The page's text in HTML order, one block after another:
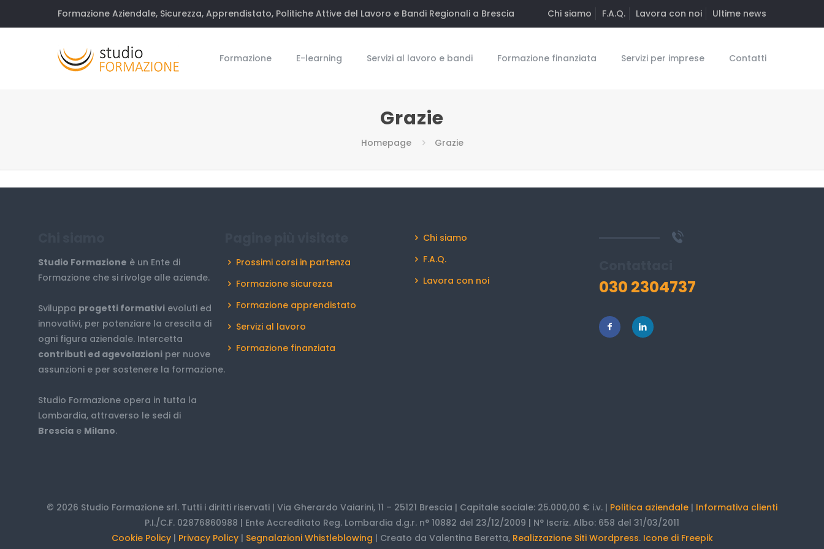
Formazione Aziendale, Sicurezza, Apprendistato, Politiche Attive del Lavoro e Bandi Regionali a Brescia Chi siamo F.A.Q. Lavora con noi Ultime news
Formazione E-learning Servizi al lavoro e bandi Formazione finanziata Servizi per imprese Contatti
Grazie
Homepage Grazie
Studio Formazione è un Ente di
Formazione che si rivolge alle aziende.
Sviluppa progetti formativi evoluti ed
innovativi, per potenziare la crescita di
ogni figura aziendale. Intercetta
contributi ed agevolazioni per nuove
assunzioni e per sostenere la formazione.
Studio Formazione opera in tutta la
Lombardia, attraverso le sedi di
Brescia e Milano.
Prossimi corsi in partenza
Formazione sicurezza
Formazione apprendistato
Servizi al lavoro
Formazione finanziata
Chi siamo
F.A.Q.
Lavora con noi
030 2304737
© 2026 Studio Formazione srl. Tutti i diritti riservati | Via Gherardo Vaiarini, 11 – 25121 Brescia | Capitale sociale: 25.000,00 € i.v. | Politica aziendale | Informativa clienti
P.I./C.F. 02876860988 | Ente Accreditato Reg. Lombardia d.g.r. n° 10882 del 23/12/2009 | N° Iscriz. Albo: 658 del 31/03/2011
Cookie Policy| Privacy Policy| Segnalazioni Whistleblowing | Creato da Valentina Beretta, Realizzazione Siti Wordpress. Icone di Freepik